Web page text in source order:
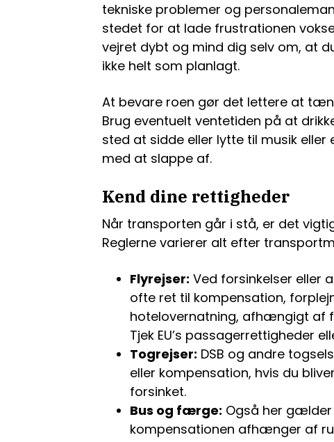
tekniske problemer og
stedet for at lade frustrationen
vejret dybt og mind dig selv om, at
ikke helt som planlagt.
At bevare roen gør det lettere at
Brug eventuelt ventetiden på at
sted at sidde eller lytte til musik
med at slappe af.
Kend dine rettigheder
Når transporten går i stå, er det
Reglerne varierer alt efter
Flyrejser: Ved forsinkelser eller
ofte ret til kompensation,
hotelovernatning, afhængigt af
Tjek EU’s passagerrettigheder
Togrejser: DSB og andre
eller kompensation, hvis du
forsinket.
Bus og færge: Også her
kompensationen afhænger af